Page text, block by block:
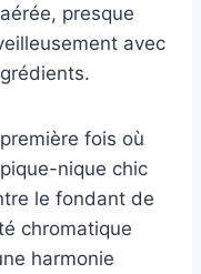
presque
avec
fois où
nique chic
le fondant de
chromatique
harmonie